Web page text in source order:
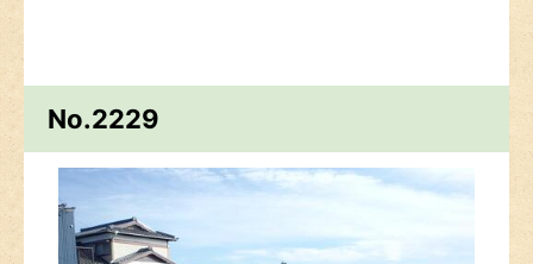
No.2229